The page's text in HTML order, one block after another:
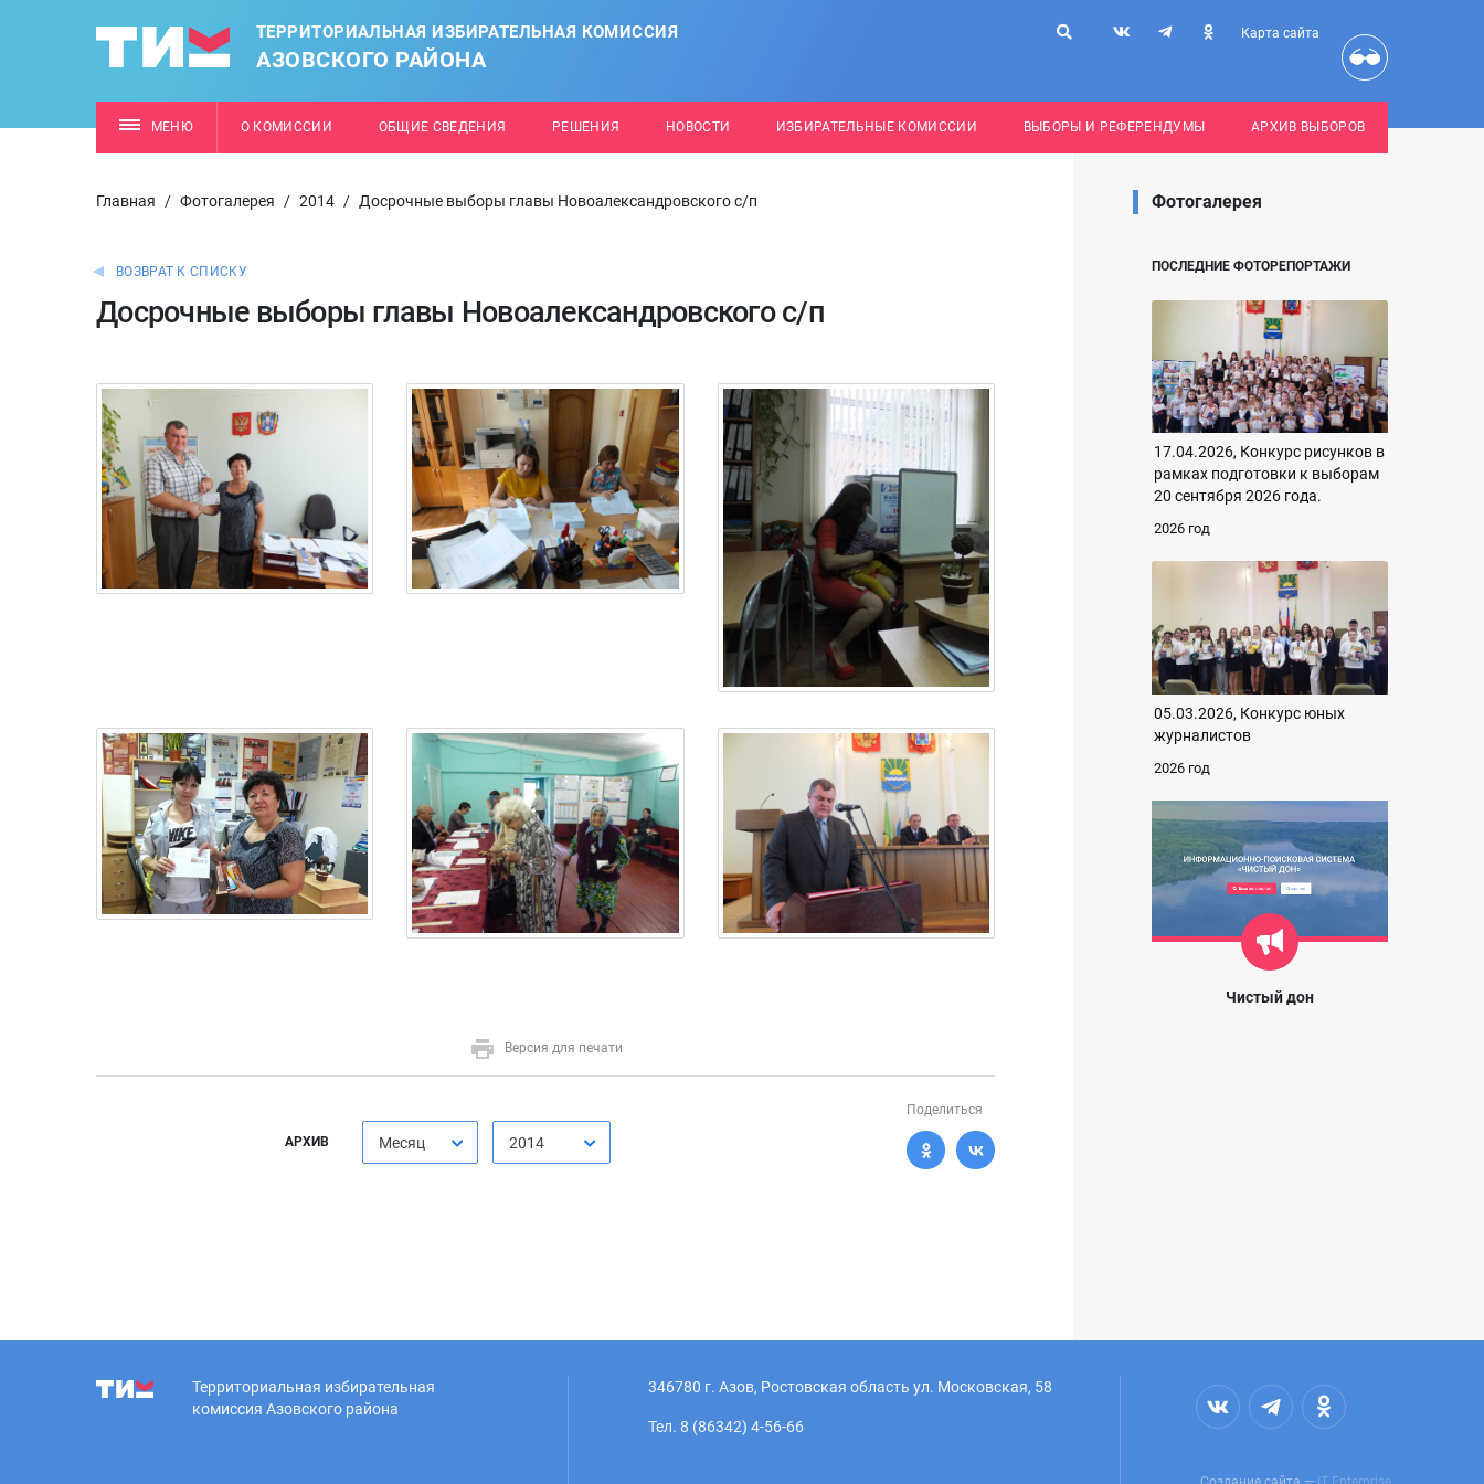
ТЕРРИТОРИАЛЬНАЯ ИЗБИРАТЕЛЬНАЯ КОМИССИЯ
АЗОВСКОГО РАЙОНА
Карта сайта
МЕНЮ О КОМИССИИ ОБЩИЕ СВЕДЕНИЯ РЕШЕНИЯ НОВОСТИ ИЗБИРАТЕЛЬНЫЕ КОМИССИИ ВЫБОРЫ И РЕФЕРЕНДУМЫ АРХИВ ВЫБОРОВ
Главная / Фотогалерея / 2014 / Досрочные выборы главы Новоалександровского с/п
ВОЗВРАТ К СПИСКУ
Досрочные выборы главы Новоалександровского с/п
Версия для печати
АРХИВ Месяц 2014
Поделиться
Фотогалерея
ПОСЛЕДНИЕ ФОТОРЕПОРТАЖИ
17.04.2026, Конкурс рисунков в
рамках подготовки к выборам
20 сентября 2026 года.
2026 год
05.03.2026, Конкурс юных
журналистов
2026 год
Чистый дон
Территориальная избирательная
комиссия Азовского района
346780 г. Азов, Ростовская область ул. Московская, 58
Тел. 8 (86342) 4-56-66